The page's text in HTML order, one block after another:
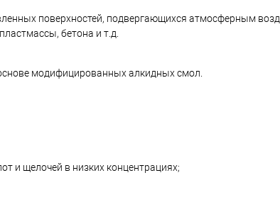
поверхностей, подвергающихся атмосферным
бетона и т.д.
модифицированных алкидных смол.
и щелочей в низких концентрациях;